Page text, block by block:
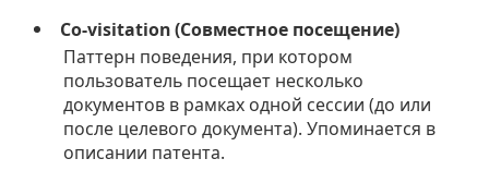
Co-visitation (Совместное посещение)
Паттерн поведения, при котором
пользователь посещает несколько
документов в рамках одной сессии (до или
после целевого документа). Упоминается в
описании патента.